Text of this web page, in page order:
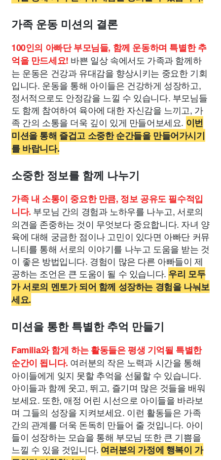
가족 운동 미션의 결론
100인의 아빠단 부모님들, 함께 운동하며 특별한 추
억을 만드세요! 바쁜 일상 속에서도 가족과 함께하
는 운동은 건강과 유대감을 향상시키는 중요한 기회
입니다. 운동을 통해 아이들은 건강하게 성장하고,
정서적으로도 안정감을 느낄 수 있습니다. 부모님들
도 함께 참여하여 육아에 대한 자신감을 느끼고, 가
족 간의 소통을 더욱 깊이 있게 만들어보세요. 이번
미션을 통해 즐겁고 소중한 순간들을 만들어가시기
를 바랍니다.
소중한 정보를 함께 나누기
가족 내 소통이 중요한 만큼, 정보 공유도 필수적입
니다. 부모님 간의 경험과 노하우를 나누고, 서로의
의견을 존중하는 것이 무엇보다 중요합니다. 자녀 양
육에 대해 궁금한 점이나 고민이 있다면 아빠단 커뮤
니티를 통해 서로의 이야기를 나누고 도움을 받는 것
이 좋은 방법입니다. 경험이 많은 다른 아빠들이 제
공하는 조언은 큰 도움이 될 수 있습니다. 우리 모두
가 서로의 멘토가 되어 함께 성장하는 경험을 나눠보
세요.
미션을 통한 특별한 추억 만들기
Familia와 함게 하는 활동들은 평생 기억될 특별한
순간이 됩니다. 여러분의 작은 노력과 시간을 통해
아이들에게 잊지 못할 추억을 선물할 수 있습니다.
아이들과 함께 웃고, 뛰고, 즐기며 많은 것들을 배워
보세요. 또한, 애정 어린 시선으로 아이들을 바라보
며 그들의 성장을 지켜보세요. 이런 활동들은 가족
간의 관계를 더욱 돈독히 만들어 줄 것입니다. 아이
들이 성장하는 모습을 통해 부모님 또한 큰 기쁨을
느낄 수 있을 것입니다. 여러분의 가정에 행복이 가